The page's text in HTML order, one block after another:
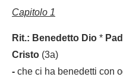
Capitolo 1
Rit.:Benedetto Dio*
Cristo(3a)
-che ci ha benedetti con